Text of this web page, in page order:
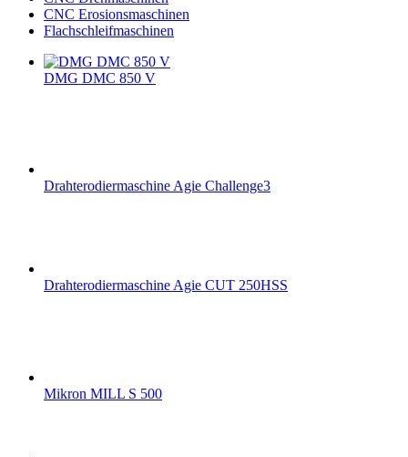
CNC Erosionsmaschinen
Flachschleifmaschinen
DMG DMC 850 V
Drahterodiermaschine Agie Challenge3
Drahterodiermaschine Agie CUT 250HSS
Mikron MILL S 500